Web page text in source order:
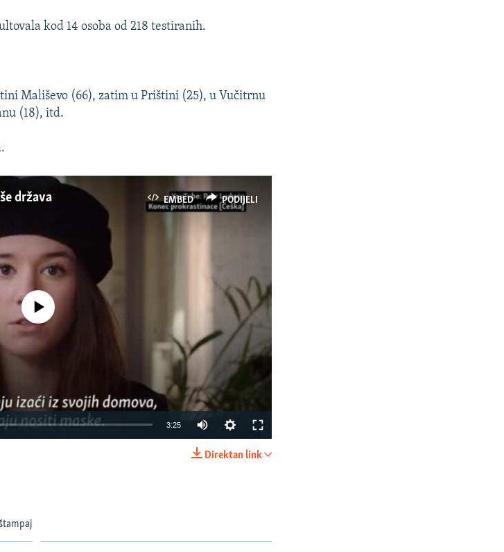
kod 14 osoba od 218 testiranih.
Mališevo (66), zatim u Prištini (25), u Vučitrnu
(18), itd.
EMBED PODIJELI
država
360p 404p
source currently available
3:25
Direktan link